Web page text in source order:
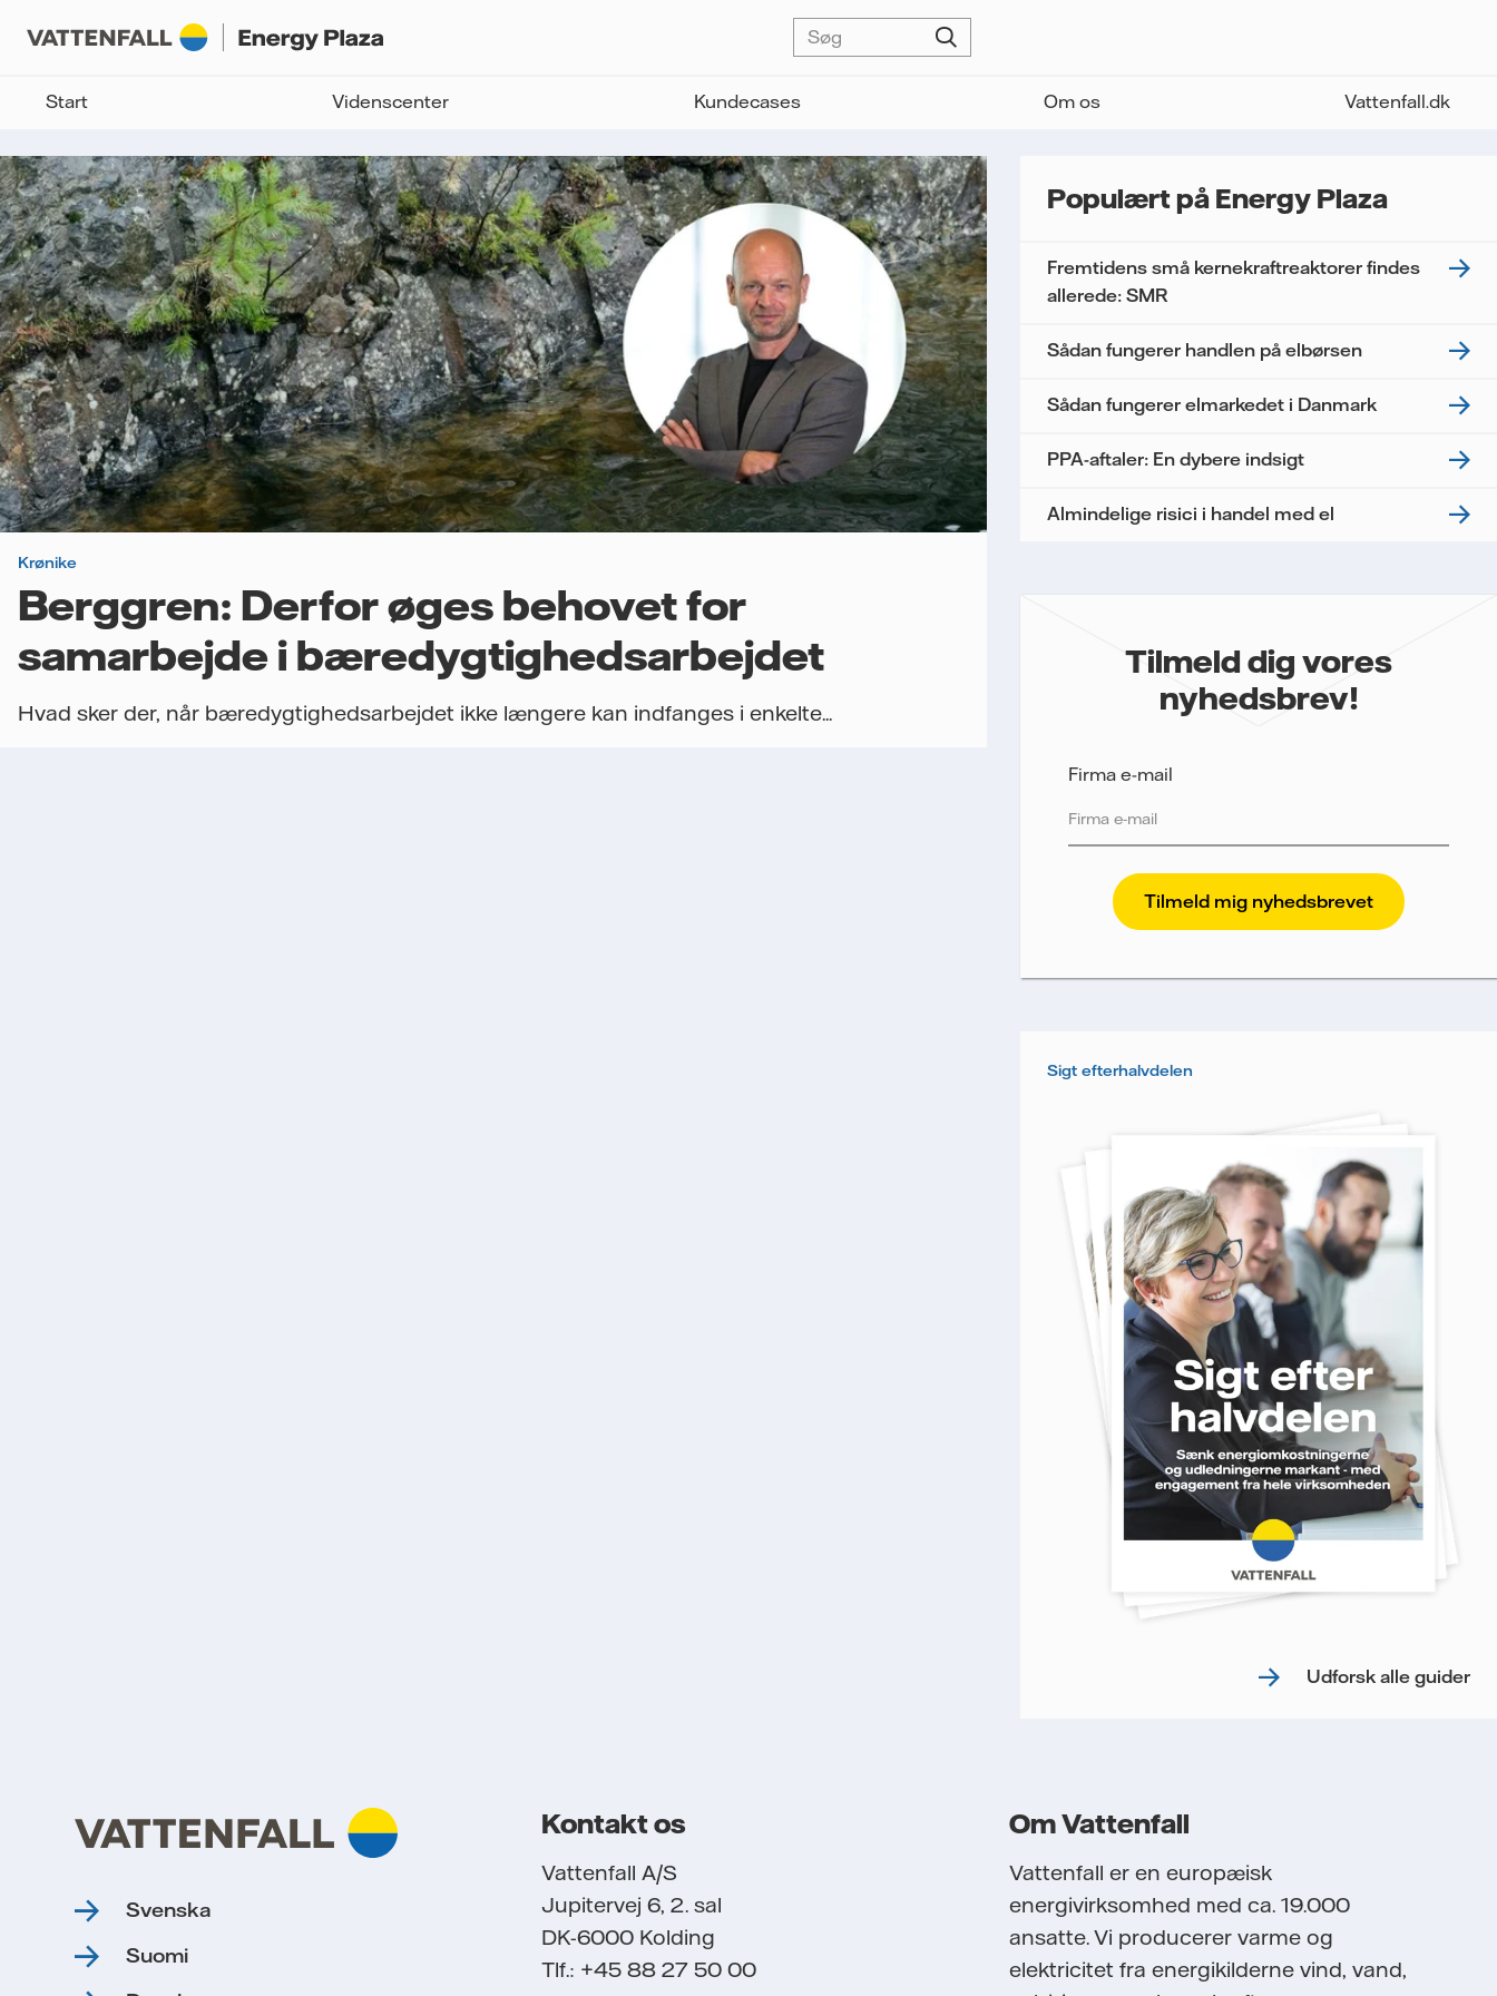
Start Videnscenter Kundecases Om os Vattenfall.dk
Krønike
Berggren: Derfor øges behovet for
samarbejde i bæredygtighedsarbejdet
Hvad sker der, når bæredygtighedsarbejdet ikke længere kan indfanges i enkelte...
Populært på Energy Plaza
Fremtidens små kernekraftreaktorer findes
allerede: SMR
Sådan fungerer handlen på elbørsen
Sådan fungerer elmarkedet i Danmark
PPA-aftaler: En dybere indsigt
Almindelige risici i handel med el
Tilmeld dig vores
nyhedsbrev!
Firma e-mail
Vattenfall beskytter og respekterer dit privatliv. For
at Vattenfalls salg til store virksomheder kan
sende nyhedsbrevet til dig, har vi brug for dine
analysere deres performance, herunder
med tredjepart, og du kan til enhver tid trække dit
mere information om, hvordan Vattenfall
Jeg giver samtykke til, at Vattenfall må
behandle mine personoplysninger med henblik på
at sende mig nyhedsbrevet.
Sigt efterhalvdelen
Udforsk alle guider
Svenska
Suomi
Kontakt os
Vattenfall A/S
Jupitervej 6, 2. sal
DK-6000 Kolding
Tlf.: +45 88 27 50 00
Om Vattenfall
Vattenfall er en europæisk
energivirksomhed med ca. 19.000
ansatte. Vi producerer varme og
elektricitet fra energikilderne vind, vand,